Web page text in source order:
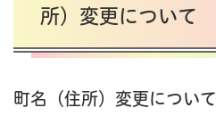
所）変更について
町名（住所）変更について